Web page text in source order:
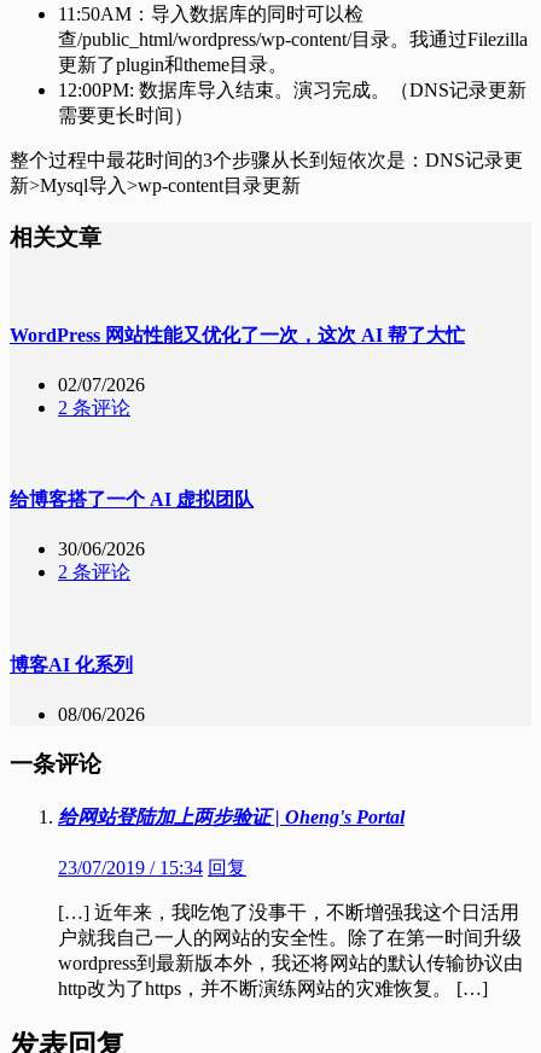
11:50AM：导入数据库的同时可以检
查/public_html/wordpress/wp-content/目录。我通过Filezilla
更新了plugin和theme目录。
12:00PM: 数据库导入结束。演习完成。（DNS记录更新
需要更长时间）
整个过程中最花时间的3个步骤从长到短依次是：DNS记录更
新>Mysql导入>wp-content目录更新
相关文章
WordPress 网站性能又优化了一次，这次 AI 帮了大忙
02/07/2026
2 条评论
给博客搭了一个 AI 虚拟团队
30/06/2026
2 条评论
博客AI 化系列
08/06/2026
一条评论
给网站登陆加上两步验证 | Oheng's Portal
23/07/2019 / 15:34 回复
[…] 近年来，我吃饱了没事干，不断增强我这个日活用
户就我自己一人的网站的安全性。除了在第一时间升级
wordpress到最新版本外，我还将网站的默认传输协议由
http改为了https，并不断演练网站的灾难恢复。 […]
发表回复